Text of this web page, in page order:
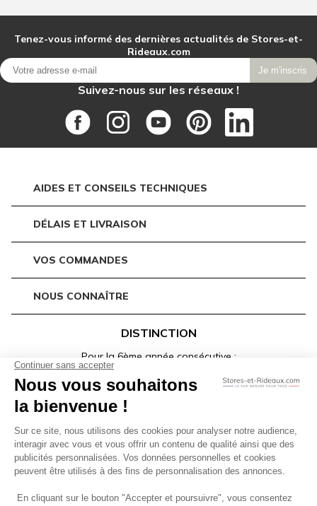
Tenez-vous informé des dernières actualités de Stores-et-
Rideaux.com
Je m'inscris
Suivez-nous sur les réseaux !
AIDES ET CONSEILS TECHNIQUES
DÉLAIS ET LIVRAISON
VOS COMMANDES
NOUS CONNAÎTRE
DISTINCTION
Pour la 6ème année consécutive :